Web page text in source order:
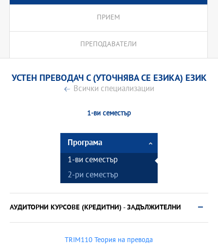
ПРИЕМ
ПРЕПОДАВАТЕЛИ
УСТЕН ПРЕВОДАЧ С (УТОЧНЯВА СЕ ЕЗИКА) ЕЗИК
Всички специализации
1-ви семестър
Програма
1-ви семестър
2-ри семестър
АУДИТОРНИ КУРСОВЕ (КРЕДИТНИ) - ЗАДЪЛЖИТЕЛНИ
TRIM110 Теория на превода